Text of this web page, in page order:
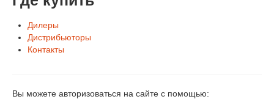
Дилеры
Дистрибьюторы
Контакты
Вы можете авторизоваться на сайте с помощью: